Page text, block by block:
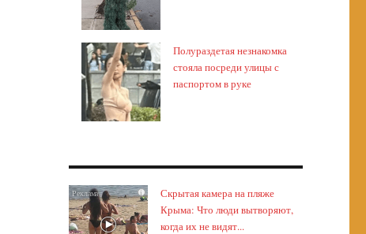
Полураздетая незнакомка
стояла посреди улицы с
паспортом в руке
i
Скрытая камера на пляже
Крыма: Что люди вытворяют,
когда их не видят...